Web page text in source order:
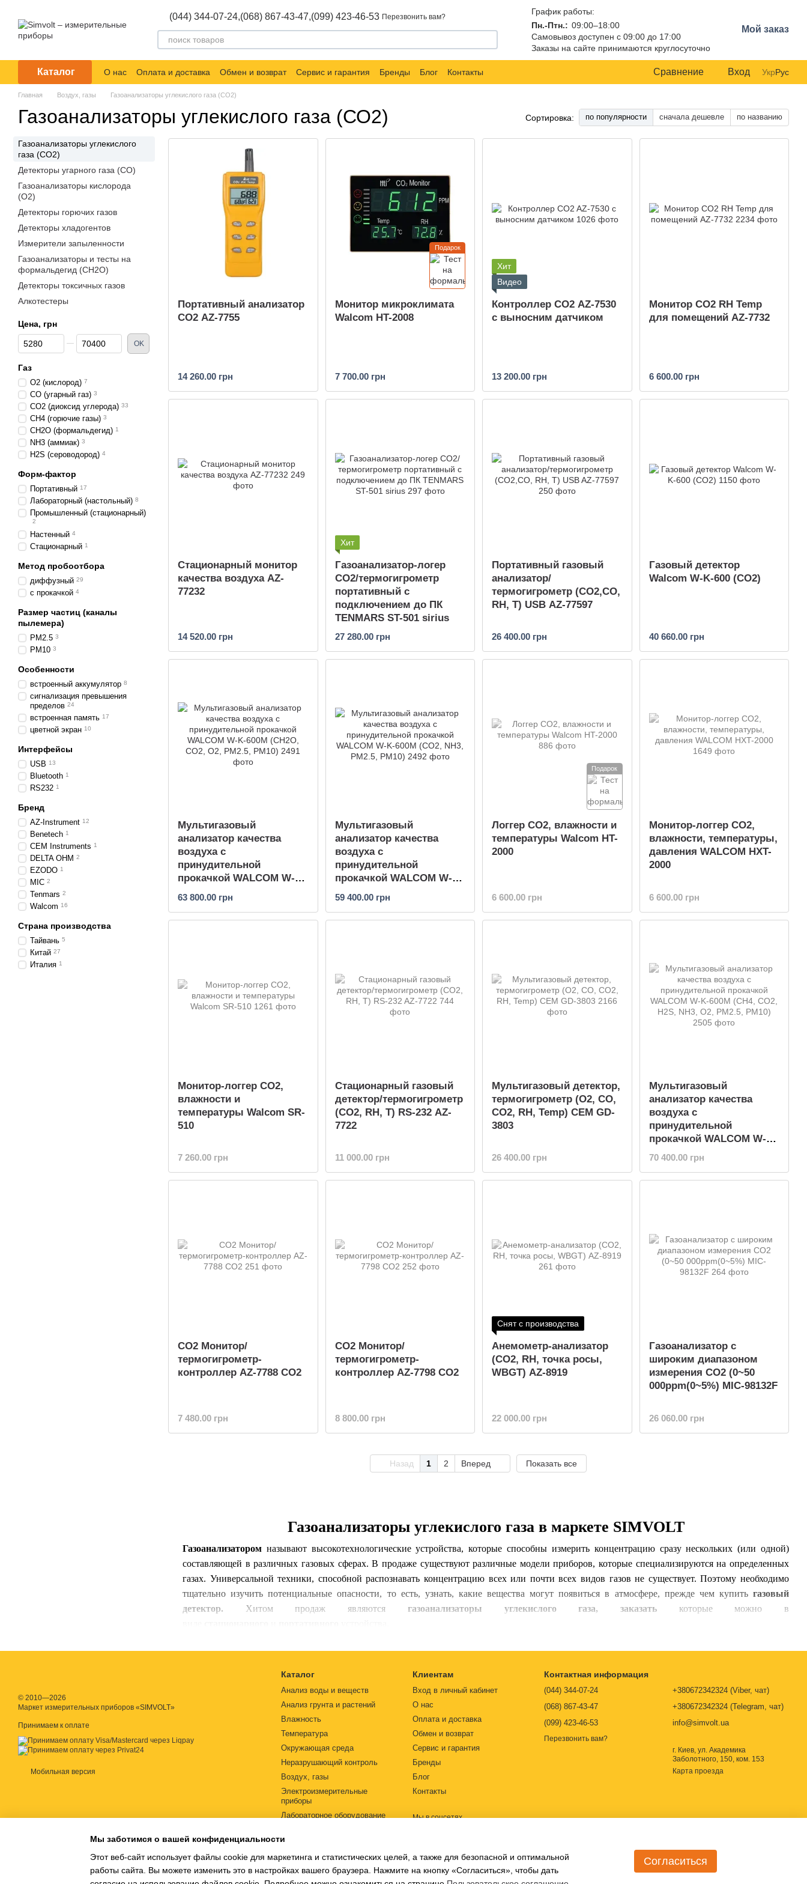
(044) 344-07-24,(068) 867-43-47,(099) 423-46-53 Перезвонить вам?
График работы:
Пн.-Птн.: 09:00–18:00
Самовывоз доступен с 09:00 до 17:00
Заказы на сайте принимаются круглосуточно
Мой заказ
Каталог О нас Оплата и доставка Обмен и возврат Сервис и гарантия Бренды Блог Контакты Сравнение Вход УкрРус
Главная Воздух, газы Газоанализаторы углекислого газа (СО2)
Газоанализаторы углекислого газа (СО2) Сортировка: по популярности сначала дешевле по названию
Газоанализаторы углекислого газа в маркете SIMVOLT
Газоанализатором называют высокотехнологические устройства, которые способны измерить концентрацию сразу нескольких (или одной)
составляющей в различных газовых сферах. В продаже существуют различные модели приборов, которые специализируются на определенных
газах. Универсальной техники, способной распознавать концентрацию всех или почти всех видов газов не существует. Поэтому необходимо
тщательно изучить потенциальные опасности, то есть, узнать, какие вещества могут появиться в атмосфере, прежде чем купитьгазовый
детектор. Хитом продаж являются газоанализаторы углекислого газа, заказать которые можно в
обнаружение определенной примеси в воздухе;
регистрация количественных значений посторонних газов в воздухе, газовых смесях;
подача звукового сигнала в случае опасности, то есть в случае превышения допустимого порога значений.
В быту применяются либопортативные газоанализаторы,либо небольшие
способные выявить вещество, на которое
запрограммировано, и подать сигнал. То есть, имеют функцию индикации и сигнализации. Также они способны обнаружить источник утечки,
облегчая задачу ее ликвидации. Более точные и большие по размеру
предприятиях, заводских, складских помещениях, в местах большого скопления людей.
Такие устройства выглядят вполне современно, легко вписываются в любой интерьер. Часто они оборудованы дополнительными разъемами-
система оповещения, вентиляция и кондиционирование.
Если необходима лабораторная точность данных, то используют
а анализируемый объект специально
подготавливается, то есть, газ очищают от тяжелых смол, пыли и других крупных, тяжелых частиц. Иногда есть необходимость в
Портативный анализатор
CO2 AZ-7755
14 260.00 грн
Подарок
Монитор микроклимата
Walcom HT-2008
7 700.00 грн
Хит
Видео
Контроллер CO2 AZ-7530
с выносним датчиком
13 200.00 грн
Монитор CO2 RH Temp
для помещений AZ-7732
6 600.00 грн
Стационарный монитор
качества воздуха AZ-
77232
14 520.00 грн
Хит
Газоанализатор-логер
CO2/термогигрометр
портативный с
подключением до ПК
TENMARS ST-501 sirius
27 280.00 грн
Портативный газовый
анализатор/
термогигрометр (СО2,СО,
RH, T) USB AZ-77597
26 400.00 грн
Газовый детектор
Walcom W-K-600 (CO2)
40 660.00 грн
Мультигазовый
анализатор качества
воздуха с
принудительной
прокачкой WALCOM W-K-
600M (CH2O, CO2, O2,
PM2.5, PM10)
63 800.00 грн
Мультигазовый
анализатор качества
воздуха с
принудительной
прокачкой WALCOM W-K-
600M (CO2, NH3, PM2.5,
PM10)
59 400.00 грн
Подарок
Логгер CO2, влажности и
температуры Walcom HT-
2000
6 600.00 грн
Монитор-логгер CO2,
влажности, температуры,
давления WALCOM HXT-
2000
6 600.00 грн
Монитор-логгер CO2,
влажности и
температуры Walcom SR-
510
7 260.00 грн
Стационарный газовый
детектор/термогигрометр
(СО2, RH, T) RS-232 AZ-
7722
11 000.00 грн
Мультигазовый детектор,
термогигрометр (O2, CO,
CO2, RH, Temp) CEM GD-
3803
26 400.00 грн
Мультигазовый
анализатор качества
воздуха с
принудительной
прокачкой WALCOM W-K-
600M (CH4, CO2, H2S,
NH3, O2, PM2.5, PM10)
70 400.00 грн
СО2 Монитор/
термогигрометр-
контроллер AZ-7788 СО2
7 480.00 грн
СО2 Монитор/
термогигрометр-
контроллер AZ-7798 СО2
8 800.00 грн
Снят с производства
Анемометр-анализатор
(СО2, RH, точка росы,
WBGT) AZ-8919
22 000.00 грн
Газоанализатор с
широким диапазоном
измерения CO2 (0~50
000ppm(0~5%) MIC-98132F
26 060.00 грн
Назад 1 2 Вперед Показать все
Газоанализаторы углекислого
газа (СО2)
Детекторы угарного газа (СО)
Газоанализаторы кислорода
(О2)
Детекторы горючих газов
Детекторы хладогентов
Измерители запыленности
Газоанализаторы и тесты на
формальдегид (CH2O)
Детекторы токсичных газов
Алкотестеры
Цена, грн
От Цена, грн
До Цена, грн OK
Газ
O2 (кислород) 7
CO (угарный газ) 3
CO2 (диоксид углерода) 33
CH4 (горючие газы) 3
CH2O (формальдегид) 1
NH3 (аммиак) 3
H2S (сероводород) 4
Форм-фактор
Портативный 17
Лабораторный (настольный) 8
Промышленный (стационарный)
2
Настенный 4
Стационарный 1
Метод пробоотбора
диффузный 29
с прокачкой 4
Размер частиц (каналы
пылемера)
PM2.5 3
PM10 3
Особенности
встроенный аккумулятор 8
сигнализация превышения
пределов 24
встроенная память 17
цветной экран 10
Интерфейсы
USB 13
Bluetooth 1
RS232 1
Бренд
AZ-Instrument 12
Benetech 1
CEM Instruments 1
DELTA OHM 2
EZODO 1
MIC 2
Tenmars 2
Walcom 16
Страна производства
Тайвань 5
Китай 27
Италия 1
© 2010—2026
Маркет измерительных приборов «SIMVOLT»
Принимаем к оплате
Мобильная версия
Каталог
Анализ воды и веществ
Анализ грунта и растений
Влажность
Температура
Окружающая среда
Неразрушающий контроль
Воздух, газы
Электроизмерительные
приборы
Лабораторное оборудование
Источники питания
Ph-метры
Клиентам
Вход в личный кабинет
О нас
Оплата и доставка
Обмен и возврат
Сервис и гарантия
Бренды
Блог
Контакты
Мы в соцсетях
Контактная информация
(044) 344-07-24
(068) 867-43-47
(099) 423-46-53
Перезвонить вам?
+380672342324 (Viber, чат)
+380672342324 (Telegram, чат)
info@simvolt.ua
г. Киев, ул. Академика
Заболотного, 150, ком. 153
Карта проезда
Мы заботимся о вашей конфиденциальности
Этот веб-сайт использует файлы cookie для маркетинга и статистических целей, а также для безопасной и оптимальной
работы сайта. Вы можете изменить это в настройках вашего браузера. Нажмите на кнопку «Согласиться», чтобы дать
Согласиться